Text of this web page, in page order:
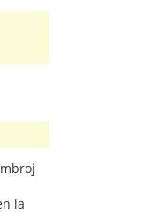
la